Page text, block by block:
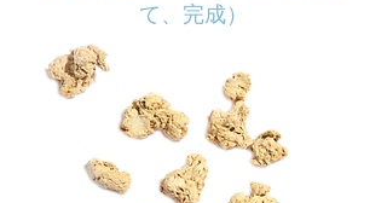
て、完成）